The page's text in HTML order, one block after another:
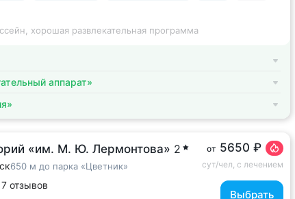
хорошая развлекательная программа
аппарат»
«им. М. Ю. Лермонтова» 2
650 м до парка «Цветник»
отзывов
от 5650 ₽
сут/чел, с лечением
Выбрать